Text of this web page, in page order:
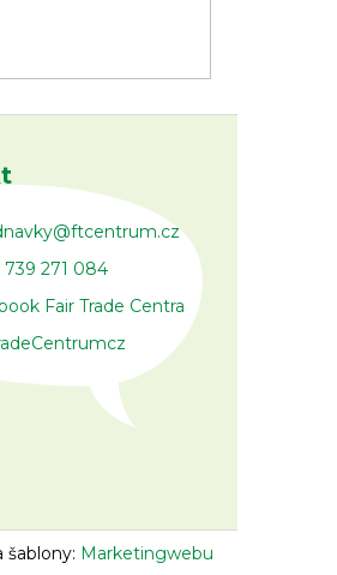
@ftcentrum.cz
739 271 084
Fair Trade Centra
šablony: Marketingwebu